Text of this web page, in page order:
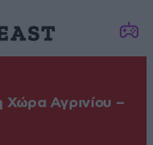
Χώρα Αγρινίου –